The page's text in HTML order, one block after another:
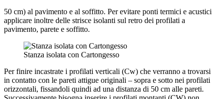
50 cm) al pavimento e al soffitto. Per evitare ponti termici e acustici
applicare inoltre delle strisce isolanti sul retro dei profilati a
pavimento, parete e soffitto.
Stanza isolata con Cartongesso
Per finire incastrate i profilati verticali (Cw) che verranno a trovarsi
in contatto con le pareti attigue originali – sopra e sotto nei profilati
orizzontali, fissandoli quindi ad una distanza di 50 cm alle pareti.